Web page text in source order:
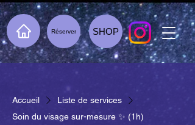
SHOP
Réserver
Accueil
Liste de services
Soin du visage sur-mesure ✨ (1h)